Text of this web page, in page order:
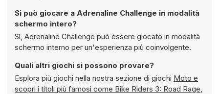
Si può giocare a Adrenaline Challenge in modalità
schermo intero?
Sì, Adrenaline Challenge può essere giocato in modalità
schermo interno per un'esperienza più coinvolgente.
Quali altri giochi si possono provare?
Esplora più giochi nella nostra sezione di giochi Moto e
scopri i titoli più famosi come Bike Riders 3: Road Rage,